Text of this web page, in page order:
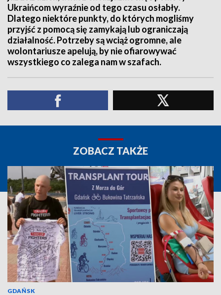
Ukraińcom wyraźnie od tego czasu osłabły.
Dlatego niektóre punkty, do których mogliśmy
przyjść z pomocą się zamykają lub ograniczają
działalność. Potrzeby są wciąż ogromne, ale
wolontariusze apelują, by nie ofiarowywać
wszystkiego co zalega nam w szafach.
ZOBACZ TAKŻE
GDAŃSK